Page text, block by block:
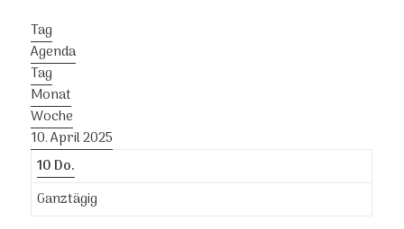
Tag
Agenda
Tag
Monat
Woche
10. April 2025
10 Do.
Ganztägig